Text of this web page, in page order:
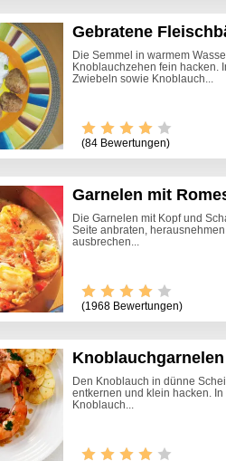
Gebratene
Die Semmel in warmem
Knoblauchzehen fein hacken.
Zwiebeln sowie Knoblauch...
(84 Bewertungen)
Garnelen mit
Die Garnelen mit Kopf und
Seite anbraten,
ausbrechen...
(1968 Bewertungen)
Knoblauchgarnelen
Den Knoblauch in dünne
entkernen und klein hacken.
Knoblauch...